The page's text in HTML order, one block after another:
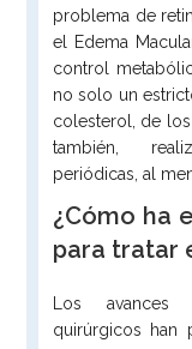
problema de
el Edema
control
no solo un
colesterol, de
también,
periódicas, al
¿Cómo ha
para tratar
Los avances
quirúrgicos han